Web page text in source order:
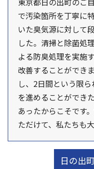
で汚染箇所を丁寧に
いた臭気源に対して
した。清掃と除菌処
よる防臭処理を実施
改善することができ
し、2日間という限
を進めることができ
あったからこそです
ただけて、私たちも
日の出